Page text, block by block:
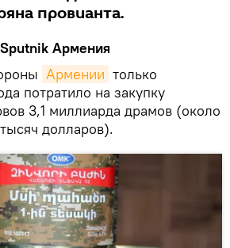
провианта.
Sputnik Армения
Армении только
потратило на закупку
3,1 миллиарда драмов (около
долларов).